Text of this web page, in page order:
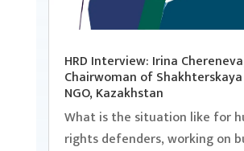
HRD Interview: Irina
Chairwoman of
NGO, Kazakhstan
What is the situation like for
rights defenders, working on